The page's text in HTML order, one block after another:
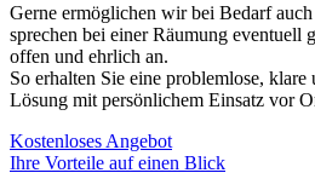
Gerne ermöglichen wir bei Bedarf
sprechen bei einer Räumung eventuell
offen und ehrlich an.
So erhalten Sie eine problemlose, klare
Lösung mit persönlichem Einsatz vor
Kostenloses Angebot
Ihre Vorteile auf einen Blick